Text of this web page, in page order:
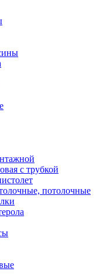
с трубкой
потолочные